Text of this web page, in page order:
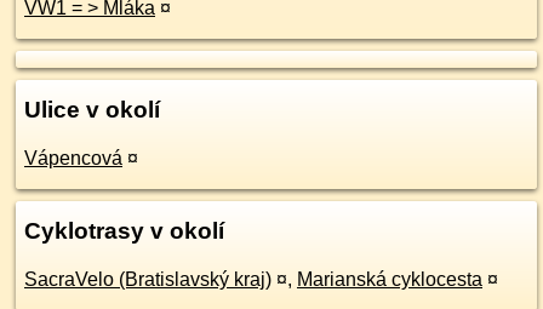
VW1 = > Mláka ¤
Ulice v okolí
Vápencová ¤
Cyklotrasy v okolí
SacraVelo (Bratislavský kraj) ¤, Marianská cyklocesta ¤